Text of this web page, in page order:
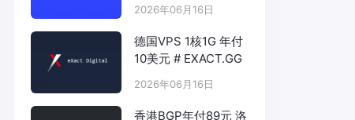
2026年06月16日
德国VPS 1核1G 年付
10美元 # EXACT.GG
2026年06月16日
香港BGP年付89元 洛